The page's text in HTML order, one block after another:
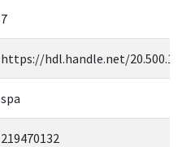
7
https://hdl.handle.net/
spa
219470132